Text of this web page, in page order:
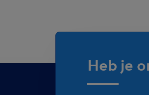
Heb je